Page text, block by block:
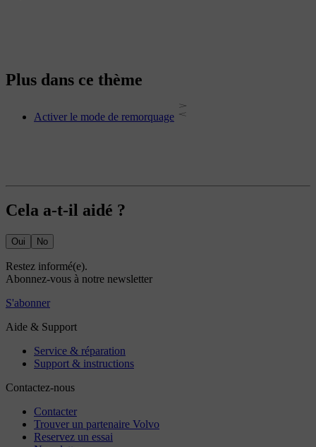
Plus dans ce thème
Activer le mode de remorquage
Cela a-t-il aidé ?
Oui No